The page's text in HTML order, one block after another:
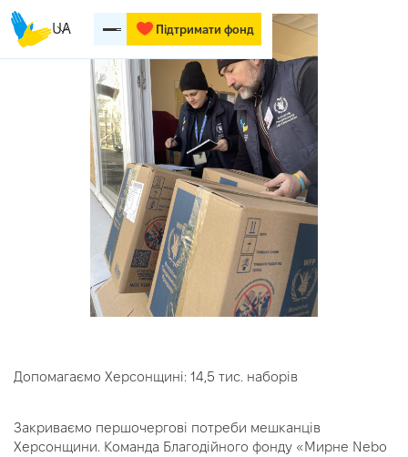
UA Підтримати фонд
Допомагаємо Херсонщині: 14,5 тис. наборів
Закриваємо першочергові потреби мешканців
Херсонщини. Команда Благодійного фонду «Мирне Nebo